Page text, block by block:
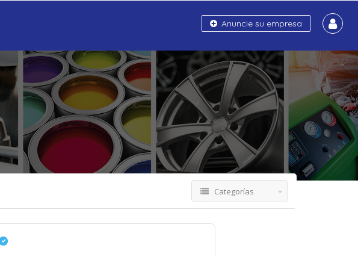
Anuncie su empresa
Categorías